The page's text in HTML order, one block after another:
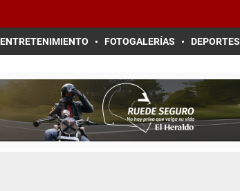
ENTRETENIMIENTO FOTOGALERÍAS DEPORTES